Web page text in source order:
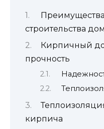
строительства
Кирпичный
прочность
кирпича